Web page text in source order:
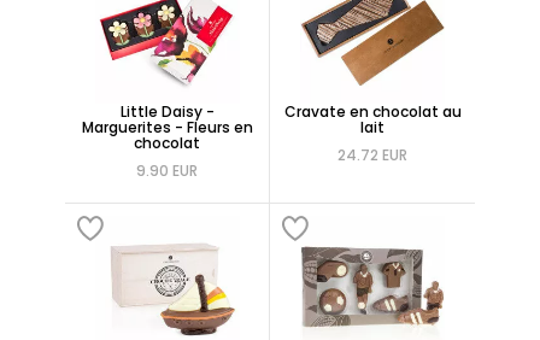
Little Daisy -
Marguerites - Fleurs en
chocolat
9.90 EUR
Cravate en chocolat au
lait
24.72 EUR